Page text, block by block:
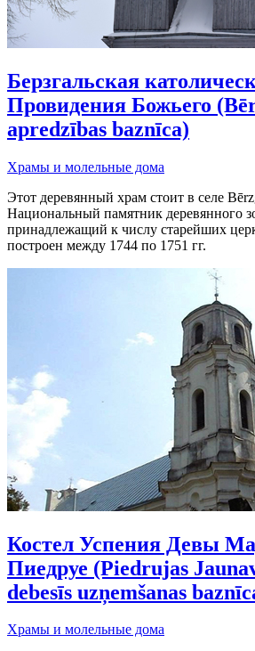
Берзгальская
Провидения Божьего
apredzības baznīca)
Храмы и молельные дома
Этот деревянный храм стоит в селе
Национальный памятник деревянного
принадлежащий к числу старейших
построен между 1744 по 1751 гг.
Костел Успения Девы
Пиедруе (Piedrujas
debesīs uzņemšanas
Храмы и молельные дома